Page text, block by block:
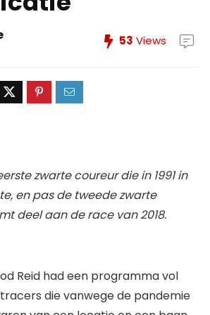
53 Views
zwarte coureur die in 1991 in
en pas de tweede zwarte
deel aan de race van 2018.
Reid had een programma vol
die vanwege de pandemie